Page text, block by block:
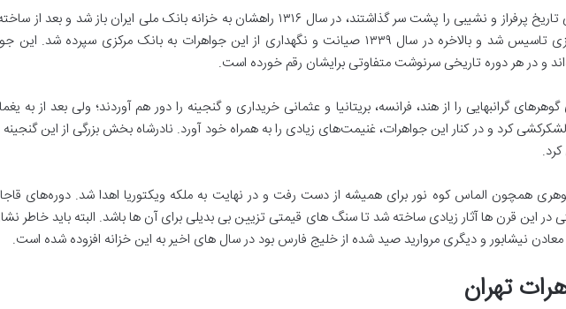
بعد از اینکه آثار برجسته و سنگ‌های قیمتی تاریخ پرفراز و نشیبی را پشت سر گذاشتند، در سال ۱۳۱۶ راهشان به خزانه بانک ملی
در سال ۱۳۳۴، طولی نکشید که بانک مرکزی تاسیس شد و بالاخره در سال ۱۳۳۹ صیانت و نگهداری از این جواهرات به بانک مرکزی
و در هر دوره تاریخی سرنوشت متفاوتی برایشان رقم خورده است.
گرانبهایی را از هند، فرانسه، بریتانیا و عثمانی خریداری و گنجینه را دور هم آوردند؛ ولی بعد از به
کرد و در کنار این جواهرات، غنیمت‌های زیادی را به همراه خود آورد. نادرشاه بخش بزرگی از این
همچون الماس کوه نور برای همیشه از دست رفت و در نهایت به ملکه ویکتوریا اهدا شد. دوره‌های
نیشابور و دیگری مروارید صید شده از خلیج فارس بود در سال های اخیر به این خزانه افزوده شده است.
تهران